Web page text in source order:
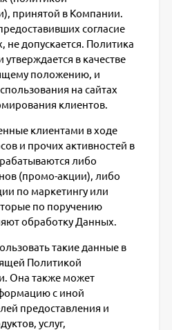
принятой в Компании.
согласие
не допускается. Политика
в качестве
положению, и
на сайтах
клиентов.
клиентами в ходе
и прочих активностей в
либо
(промо-акции), либо
по маркетингу или
по поручению
обработку Данных.
такие данные в
Политикой
Она также может
с иной
предоставления и
услуг,